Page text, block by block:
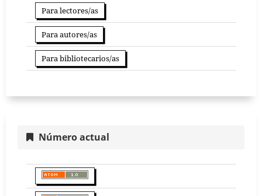
Para lectores/as
Para autores/as
Para bibliotecarios/as
Número actual